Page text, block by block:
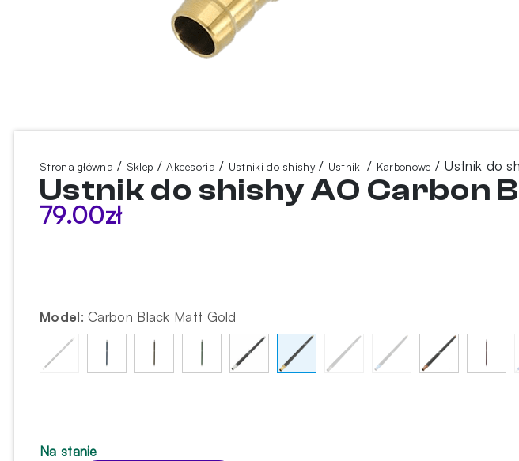
Strona główna / Sklep /Akcesoria / Ustniki do shishy/ Ustniki / Karbonowe / Ustnik do
Ustnik do shishy AO Carbon
79.00zł
Model: Carbon Black Matt Gold
Na stanie